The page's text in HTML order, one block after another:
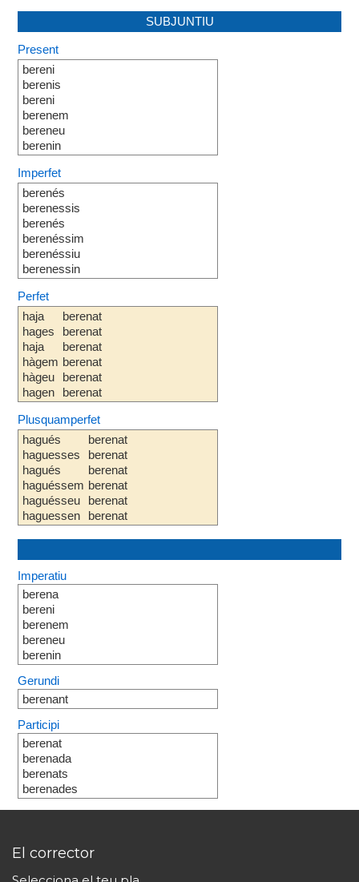
SUBJUNTIU
Present
bereni
berenis
bereni
berenem
bereneu
berenin
Imperfet
berenés
berenessis
berenés
berenéssim
berenéssiu
berenessin
Perfet
haja
hages
haja
hàgem
hàgeu
hagen
berenat
berenat
berenat
berenat
berenat
berenat
Plusquamperfet
hagués
haguesses
hagués
haguéssem
haguésseu
haguessen
berenat
berenat
berenat
berenat
berenat
berenat
Imperatiu
berena
bereni
berenem
bereneu
berenin
Gerundi
berenant
Participi
berenat
berenada
berenats
berenades
El corrector